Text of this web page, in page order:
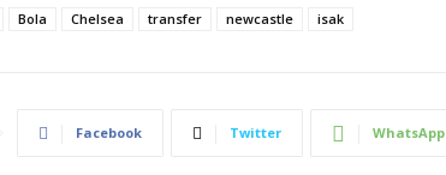
Bola Chelsea transfer newcastle isak
Facebook Twitter WhatsApp